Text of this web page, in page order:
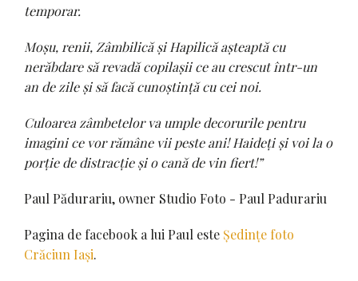
temporar.
Moșu, renii, Zâmbilică și Hapilică așteaptă cu
nerăbdare să revadă copilașii ce au crescut într-un
an de zile și să facă cunoștință cu cei noi.
Culoarea zâmbetelor va umple decorurile pentru
imagini ce vor rămâne vii peste ani! Haideți și voi la o
porție de distracție și o cană de vin fiert!”
Paul Pădurariu, owner Studio Foto - Paul Padurariu
Pagina de facebook a lui Paul este Ședințe foto
Crăciun Iași.